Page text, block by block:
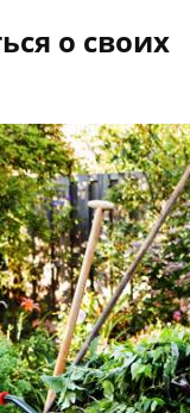
о своих